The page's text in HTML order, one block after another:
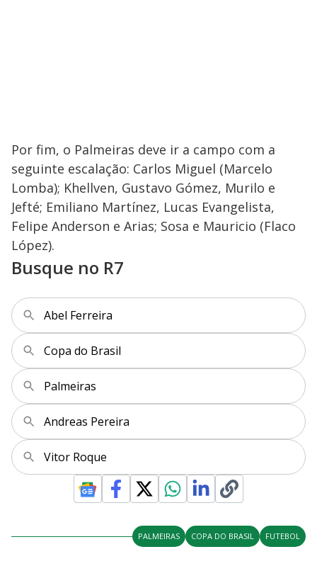
Por fim, o Palmeiras deve ir a campo com a
seguinte escalação: Carlos Miguel (Marcelo
Lomba); Khellven, Gustavo Gómez, Murilo e
Jefté; Emiliano Martínez, Lucas Evangelista,
Felipe Anderson e Arias; Sosa e Mauricio (Flaco
López).
Busque no R7
Abel Ferreira
Copa do Brasil
Palmeiras
Andreas Pereira
Vitor Roque
PALMEIRAS COPA DO BRASIL FUTEBOL